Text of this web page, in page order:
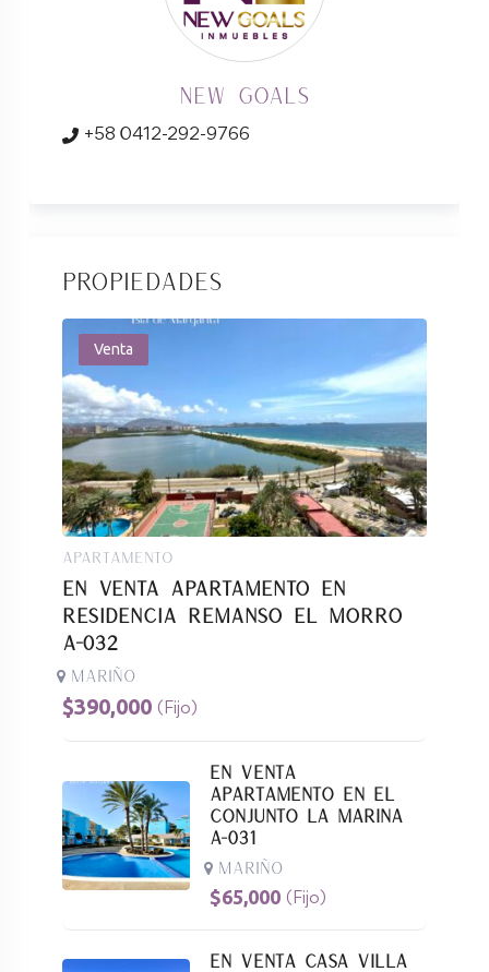
New Goals
+58 0412-292-9766
Propiedades
Venta
Apartamento
En Venta Apartamento En
Residencia Remanso El Morro
A-032
Mariño
$390,000 (Fijo)
En Venta
Apartamento En El
Conjunto La Marina
A-031
Mariño
$65,000 (Fijo)
En Venta Casa Villa